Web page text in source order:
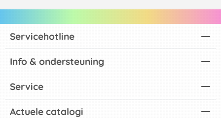
Actuele catalogi
Servicehotline
Info & ondersteuning
Service